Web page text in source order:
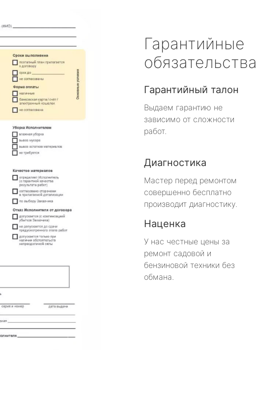
Гарантийные
обязательства
Гарантийный талон
Выдаем гарантию не
зависимо от сложности
работ.
Диагностика
Мастер перед ремонтом
совершенно бесплатно
производит диагностику.
Наценка
У нас честные цены за
ремонт садовой и
бензиновой техники без
обмана.